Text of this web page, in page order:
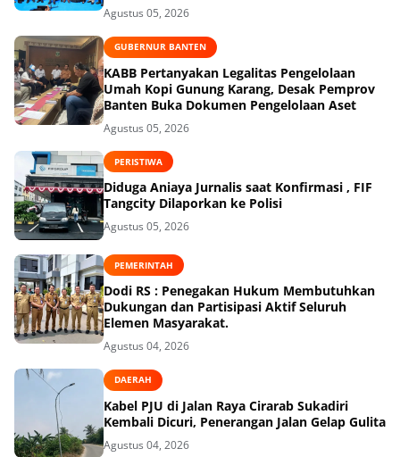
Agustus 05, 2026
GUBERNUR BANTEN
KABB Pertanyakan Legalitas Pengelolaan
Umah Kopi Gunung Karang, Desak Pemprov
Banten Buka Dokumen Pengelolaan Aset
Agustus 05, 2026
PERISTIWA
Diduga Aniaya Jurnalis saat Konfirmasi , FIF
Tangcity Dilaporkan ke Polisi
Agustus 05, 2026
PEMERINTAH
Dodi RS : Penegakan Hukum Membutuhkan
Dukungan dan Partisipasi Aktif Seluruh
Elemen Masyarakat.
Agustus 04, 2026
DAERAH
Kabel PJU di Jalan Raya Cirarab Sukadiri
Kembali Dicuri, Penerangan Jalan Gelap Gulita
Agustus 04, 2026